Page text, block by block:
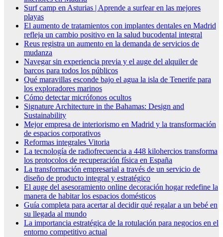
Surf camp en Asturias | Aprende a surfear en las mejores
playas
El aumento de tratamientos con implantes dentales en Madrid
refleja un cambio positivo en la salud bucodental integral
Reus registra un aumento en la demanda de servicios de
mudanza
Navegar sin experiencia previa y el auge del alquiler de
barcos para todos los públicos
Qué maravillas esconde bajo el agua la isla de Tenerife para
los exploradores marinos
Cómo detectar micrófonos ocultos
Signature Architecture in the Bahamas: Design and
Sustainability
Mejor empresa de interiorismo en Madrid y la transformación
de espacios corporativos
Reformas integrales Vitoria
La tecnología de radiofrecuencia a 448 kilohercios transforma
los protocolos de recuperación física en España
La transformación empresarial a través de un servicio de
diseño de producto integral y estratégico
El auge del asesoramiento online decoración hogar redefine la
manera de habitar los espacios domésticos
Guía completa para acertar al decidir qué regalar a un bebé en
su llegada al mundo
La importancia estratégica de la rotulación para negocios en el
entorno competitivo actual